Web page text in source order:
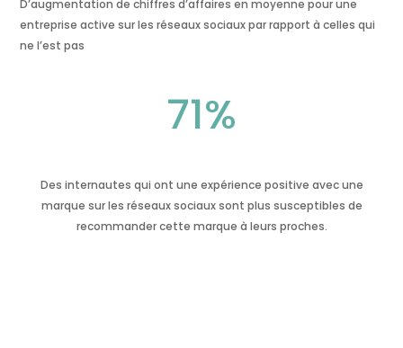
D’augmentation de chiffres d’affaires en moyenne pour une
entreprise active sur les réseaux sociaux par rapport à celles qui
ne l’est pas
71%
Des internautes qui ont une expérience positive avec une
marque sur les réseaux sociaux sont plus susceptibles de
recommander cette marque à leurs proches.